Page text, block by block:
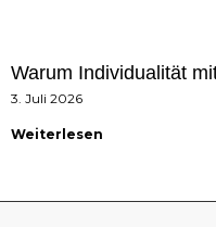
Warum Individualität
3. Juli 2026
Weiterlesen